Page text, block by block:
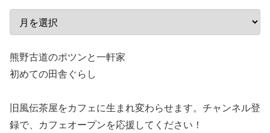
熊野古道のポツンと一軒家
初めての田舎ぐらし
旧風伝茶屋をカフェに生まれ変わらせます。チャンネル登
録で、カフェオープンを応援してください！